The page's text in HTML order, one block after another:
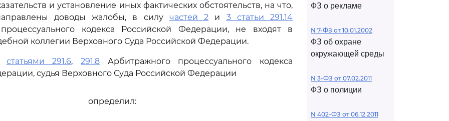
и установление иных фактических обстоятельств, на что,
доводы жалобы, в силу частей 2 и 3 статьи 291.14
кодекса Российской Федерации, не входят в
коллегии Верховного Суда Российской Федерации.
статьями 291.6,291.8 Арбитражного процессуального кодекса
судья Верховного Суда Российской Федерации
определил:
ФЗ о рекламе
N 7-ФЗ от 10.01.2002
ФЗ об охране
окружающей среды
N 3-ФЗ от 07.02.2011
ФЗ о полиции
N 402-ФЗ от 06.12.2011